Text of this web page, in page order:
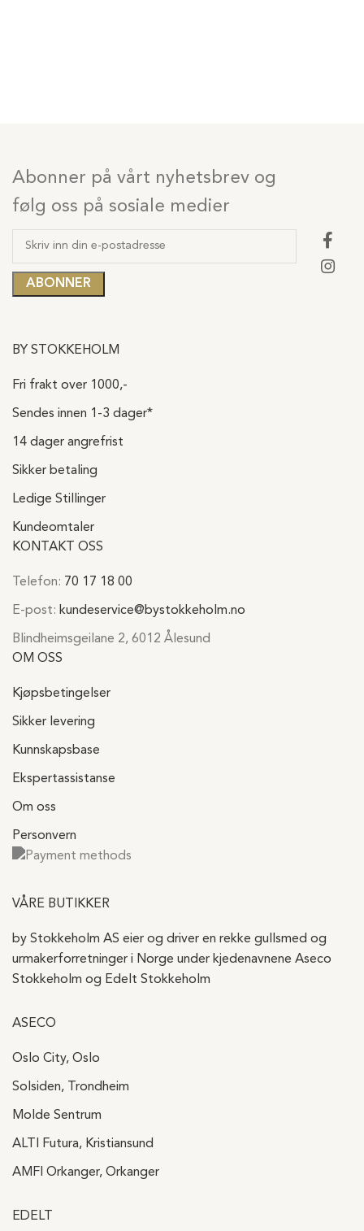
Abonner på vårt nyhetsbrev og
følg oss på sosiale medier
BY STOKKEHOLM
Fri frakt over 1000,-
Sendes innen 1-3 dager*
14 dager angrefrist
Sikker betaling
Ledige Stillinger
Kundeomtaler
KONTAKT OSS
Telefon: 70 17 18 00
E-post: kundeservice@bystokkeholm.no
Blindheimsgeilane 2, 6012 Ålesund
OM OSS
Kjøpsbetingelser
Sikker levering
Kunnskapsbase
Ekspertassistanse
Om oss
Personvern
VÅRE BUTIKKER
by Stokkeholm AS eier og driver en rekke gullsmed og
urmakerforretninger i Norge under kjedenavnene Aseco
Stokkeholm og Edelt Stokkeholm
ASECO
Oslo City, Oslo
Solsiden, Trondheim
Molde Sentrum
ALTI Futura, Kristiansund
AMFI Orkanger, Orkanger
EDELT